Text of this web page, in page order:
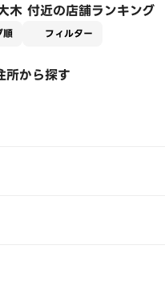
木 付近の店舗ランキング
順 フィルター
所から探す